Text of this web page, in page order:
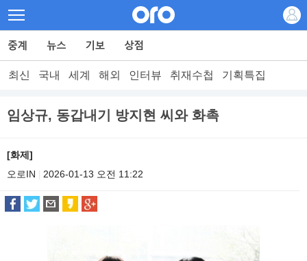
최신 국내 세계 해외 인터뷰 취재수첩 기획특집
임상규, 동갑내기 방지현 씨와 화촉
[화제]
오로IN
2026-01-13 오전 11:22